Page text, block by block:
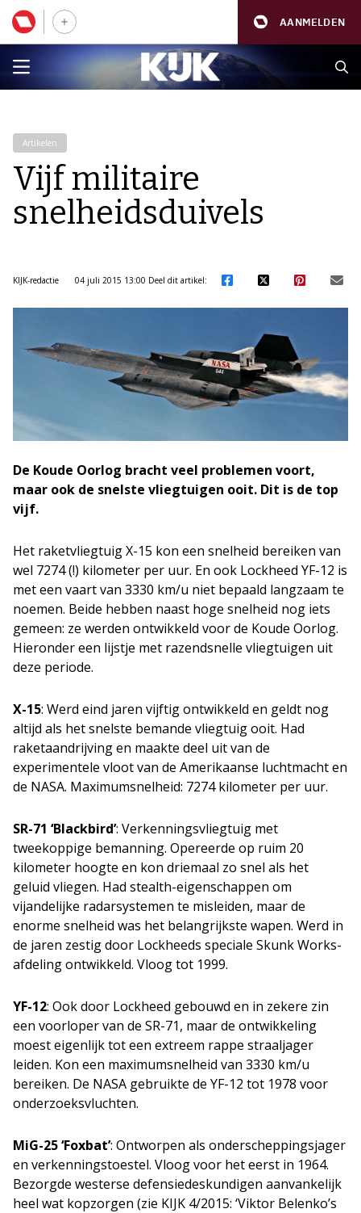
AANMELDEN
Artikelen
Vijf militaire
snelheidsduivels
KIJK-redactie 04 juli 2015 13:00 Deel dit artikel:
De Koude Oorlog bracht veel problemen voort,
maar ook de snelste vliegtuigen ooit. Dit is de top
vijf.
Het raketvliegtuig X-15 kon een snelheid bereiken van
wel 7274 (!) kilometer per uur. En ook Lockheed YF-12 is
met een vaart van 3330 km/u niet bepaald langzaam te
noemen. Beide hebben naast hoge snelheid nog iets
gemeen: ze werden ontwikkeld voor de Koude Oorlog.
Hieronder een lijstje met razendsnelle vliegtuigen uit
deze periode.
X-15: Werd eind jaren vijftig ontwikkeld en geldt nog
altijd als het snelste bemande vliegtuig ooit. Had
raketaandrijving en maakte deel uit van de
experimentele vloot van de Amerikaanse luchtmacht en
de NASA. Maximumsnelheid: 7274 kilometer per uur.
SR-71 ‘Blackbird’: Verkenningsvliegtuig met
tweekoppige bemanning. Opereerde op ruim 20
kilometer hoogte en kon driemaal zo snel als het
geluid vliegen. Had stealth-eigenschappen om
vijandelijke radarsystemen te misleiden, maar de
enorme snelheid was het belangrijkste wapen. Werd in
de jaren zestig door Lockheeds speciale Skunk Works-
afdeling ontwikkeld. Vloog tot 1999.
YF-12: Ook door Lockheed gebouwd en in zekere zin
een voorloper van de SR-71, maar de ontwikkeling
moest eigenlijk tot een extreem rappe straaljager
leiden. Kon een maximumsnelheid van 3330 km/u
bereiken. De NASA gebruikte de YF-12 tot 1978 voor
onderzoeksvluchten.
MiG-25 ‘Foxbat’: Ontworpen als onderscheppingsjager
en verkenningstoestel. Vloog voor het eerst in 1964.
Bezorgde westerse defensiedeskundigen aanvankelijk
heel wat kopzorgen (zie KIJK 4/2015: ‘Viktor Belenko’s